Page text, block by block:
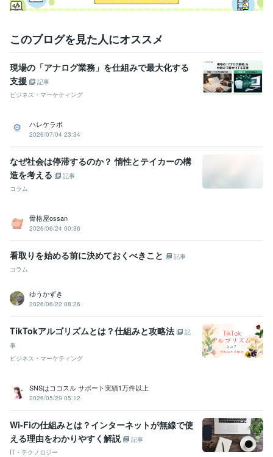
このブログを見た人にオススメ
現場の「アナログ業務」を仕組みで最大化する
支援
記事
ビジネス・マーケティング
ハレケラボ
2026/07/04 23:34
なぜ社会は停滞するのか？ 惰性とテイカーの構
造を考える
記事
コラム
骨格屋ossan
2026/06/24 00:36
看取りを始める前に決めておくべきこと
記事
コラム
ゆうかずき
2026/06/22 08:26
TikTokアルゴリズムとは？仕組みと攻略法
記
事
ビジネス・マーケティング
SNSはココスル サポート実績1万件以上
2026/05/29 05:12
Wi-Fiの仕組みとは？インターネットが無線で使
える理由をわかりやすく解説
記事
IT・テクノロジー